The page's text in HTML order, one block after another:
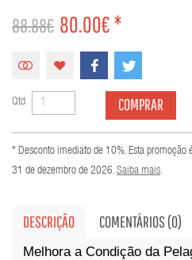
88.88€ 80.00€ *
Qtd COMPRAR
* Desconto imediato de 10%. Esta
31 de dezembro de 2026.Saiba mais.
DESCRIÇÃO COMENTÁRIOS (0)
Melhora a Condição da